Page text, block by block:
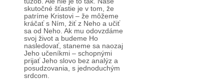
skutočné šťastie je v tom, že
patríme Kristovi – že môžeme
kráčať s Ním, žiť z Neho a učiť
sa od Neho. Ak mu odovzdáme
svoj život a budeme Ho
nasledovať, staneme sa naozaj
Jeho učeníkmi – schopnými
prijať Jeho slovo bez analýz a
posudzovania, s jednoduchým
srdcom.